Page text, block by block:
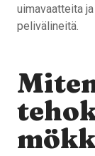
uimavaatteita
pelivälineitä.